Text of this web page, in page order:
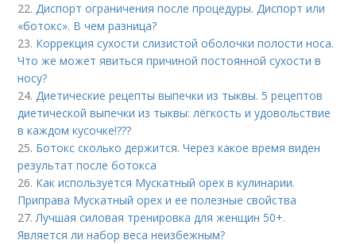
22.Диспорт ограничения после процедуры. Диспорт или
«ботокс». В чем разница?
23. Коррекция сухости слизистой оболочки полости носа.
Что же может явиться причиной постоянной сухости в
носу?
24.Диетические рецепты выпечки из тыквы. 5 рецептов
диетической выпечки из тыквы: лёгкость и удовольствие
в каждом кусочке!???
25. Ботокс сколько держится. Через какое время виден
результат после ботокса
26. Как используется Мускатный орех в кулинарии.
Приправа Мускатный орех и ее полезные свойства
27.Лучшая силовая тренировка для женщин 50+.
Является ли набор веса неизбежным?